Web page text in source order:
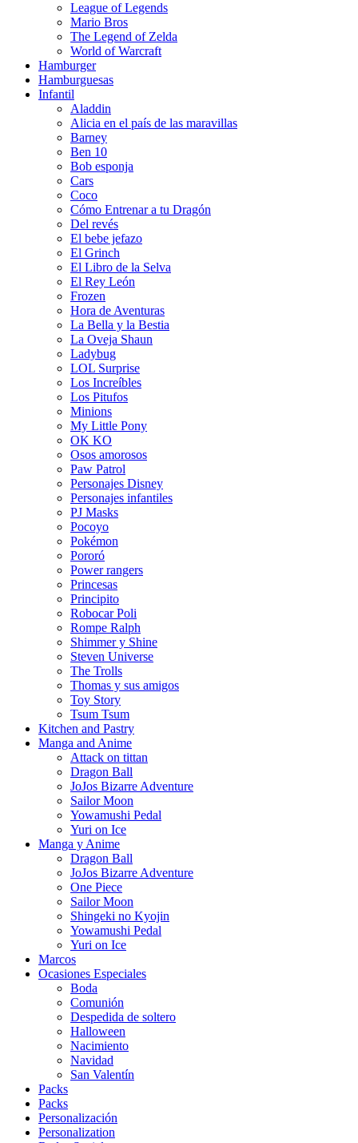
League of Legends
Mario Bros
The Legend of Zelda
World of Warcraft
Hamburger
Hamburguesas
Infantil
Aladdin
Alicia en el país de las maravillas
Barney
Ben 10
Bob esponja
Cars
Coco
Cómo Entrenar a tu Dragón
Del revés
El bebe jefazo
El Grinch
El Libro de la Selva
El Rey León
Frozen
Hora de Aventuras
La Bella y la Bestia
La Oveja Shaun
Ladybug
LOL Surprise
Los Increíbles
Los Pitufos
Minions
My Little Pony
OK KO
Osos amorosos
Paw Patrol
Personajes Disney
Personajes infantiles
PJ Masks
Pocoyo
Pokémon
Pororó
Power rangers
Princesas
Principito
Robocar Poli
Rompe Ralph
Shimmer y Shine
Steven Universe
The Trolls
Thomas y sus amigos
Toy Story
Tsum Tsum
Kitchen and Pastry
Manga and Anime
Attack on tittan
Dragon Ball
JoJos Bizarre Adventure
Sailor Moon
Yowamushi Pedal
Yuri on Ice
Manga y Anime
Dragon Ball
JoJos Bizarre Adventure
One Piece
Sailor Moon
Shingeki no Kyojin
Yowamushi Pedal
Yuri on Ice
Marcos
Ocasiones Especiales
Boda
Comunión
Despedida de soltero
Halloween
Nacimiento
Navidad
San Valentín
Packs
Packs
Personalización
Personalization